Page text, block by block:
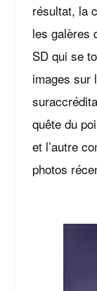
résultat, la
les galères
SD qui se
images sur
quête du
et l’autre
photos